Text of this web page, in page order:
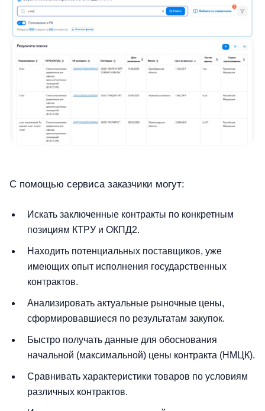
С помощью сервиса заказчики могут:
Искать заключенные контракты по конкретным
позициям КТРУ и ОКПД2.
Находить потенциальных поставщиков, уже
имеющих опыт исполнения государственных
контрактов.
Анализировать актуальные рыночные цены,
сформировавшиеся по результатам закупок.
Быстро получать данные для обоснования
начальной (максимальной) цены контракта (НМЦК).
Сравнивать характеристики товаров по условиям
различных контрактов.